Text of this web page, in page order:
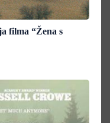
filma “Žena s